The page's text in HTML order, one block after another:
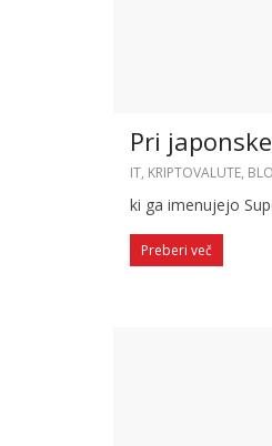
Pri
IT, KRIPTOVALUTE,
ki ga imenujejo
Preberi več